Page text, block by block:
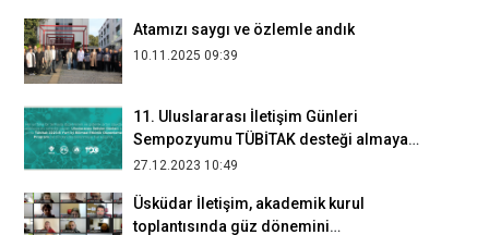
Atamızı saygı ve özlemle andık
10.11.2025 09:39
11. Uluslararası İletişim Günleri
Sempozyumu TÜBİTAK desteği almaya
hak kazandı
27.12.2023 10:49
Üsküdar İletişim, akademik kurul
toplantısında güz dönemini